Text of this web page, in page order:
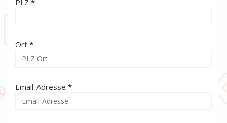
PLZ *
Ort (erforderlich)
*
Email-Adresse (erforderlich)
*